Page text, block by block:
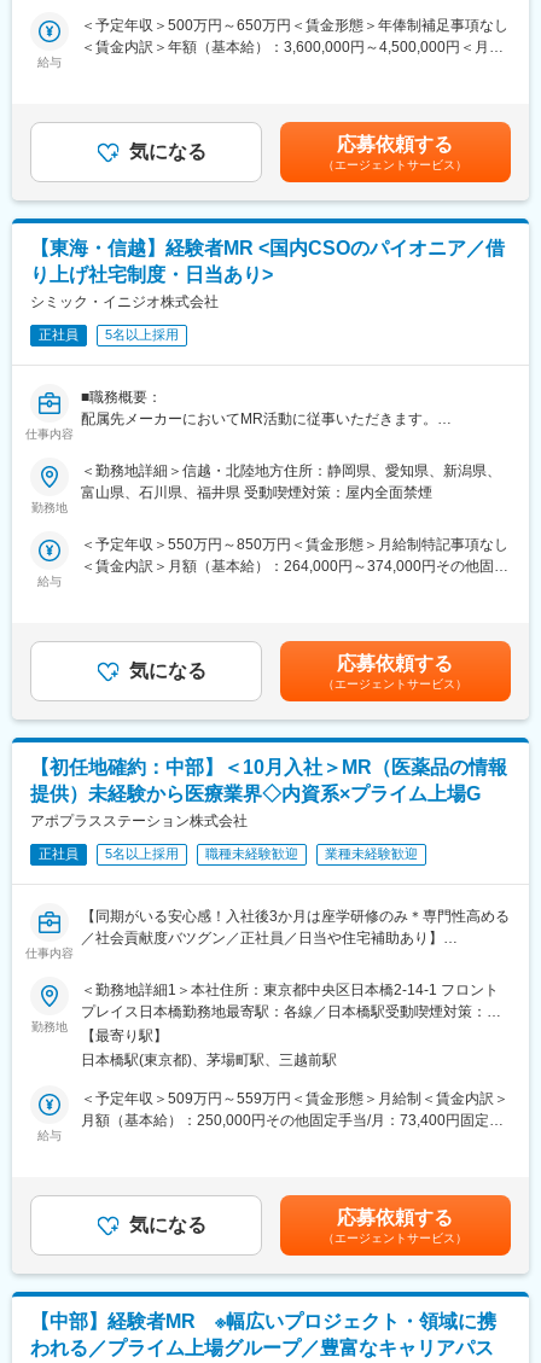
■明確な評価制度／やりがいや努力がきちんと報われる報酬制度
■豊富なキャリアプランとサポート体制
志向性やその時の環境に応じて「特定の領域で専門性を高める」
「幅広い疾患をカバーできるオールラウンダーになる」「本社部
門（マネージャー、研修部門など）へのキャリアチェンジ」など
幅広いキャリアプランがあります。
また、弊社のマネージャーのほとんどは、MRからキャリアチェン
ジしたメンバーです。担当マネージャーが定期的に面談を行い、
分からないことやキャリアに関してサポートします。
当社は製薬・医療機器メーカーの営業業務を担う
「CSO（Contract Sales Organization）」で、多くの未経験者が
医師などに提案するため、市場では需要が高まり、希少性も増し
ています。
・MRとは
主に医師や薬剤師等へ、担当製品の情報提供を行います。担当施
設の患者様に応じた情報提供や、担当製品の処方後の情報収集を
行います。
※MRだけでなく、医療機器営業職としてアサインされる可能性も
ございます。
本的なビジネスマナーから、医療営業として必要な知識まで、同
期社員と支えあいながら習得することが可能です。
ェクトは製薬・医療機器メーカーのいずれかに配属します。
配属後も知識とスキルアップのために様々な研修をご用意してい
■明確な評価制度／やりがいや努力がきちんと報われる報酬制度
自身の成果や頑張りが客観的に評価され、年収に反映されます。
る報酬制度になっています。
■豊富なキャリアプランとサポート体制
志向性やその時の環境に応じて「１つの領域で専門性を高める」
「幅広い疾患をカバーできるオールラウンダーになる」「本社部
門（マネージャー、研修部門など）へのキャリアチェンジ」など
幅広いキャリアプランがあります。
また、同社マネージャーのほとんどは、MRからキャリアをチェン
ジしているメンバーです。担当マネージャーが定期的に面談を行
給与
＜予定年収＞500万円～650万円＜賃金形態＞年俸制補足事項なし
＜賃金内訳＞年額（基本給）：3,600,000円～4,500,000円＜月額
動・四半期一時金：10万円（四半期に1回、10万円程度支給）※た
だし支給条件有。他、永続勤務報奨金（3年勤務5万円支給、5年
勤務10万円…）ございます。賃金はあくまでも目安の金額であ
り、選考を通じて上下する可能性があります。月給(月額)は固定手
当を含めた表記です。
気になる 応募依頼する
（エージェントサービス）
【東海・信越】経験者MR <国内CSOのパイオニア／借
り上げ社宅制度・日当あり>
シミック・イニジオ株式会社
正社員 5名以上採用
仕事内容
■職務概要：
配属先メーカーにおいてMR活動に従事いただきます。
■新薬プロジェクト95％超／常時60以上のプロジェクトが稼働
プロジェクトの数やバリエーションはキャリア形成に直結するた
業規模、製品領域などのバランスを考慮しながら、常時60以上の
プロジェクトが稼働しています。
■年齢も経験も多様な人財が活躍
シミック・イニジオはほぼ全員が中途採用です。それぞれ異なる
バックグラウンドを持ち、その経験を活かして活動しています。
社員の年齢分布も幅広く、20代～60代まで在籍しています。社員
の経験の多様性は、変革期にある製薬業界にあって、私たちの事
業を支える重要な要素です。
■人財育成への積極投資
シミック・イニジオにとってサービス品質の源泉となるのは人財
資を行っています。自己成長意欲を尊重し、業務直結の研修だけ
でなく、変化する時代に対応するビジネススキル習得も含め階層
行っています。
■家族も安心な手厚い福利厚生
社員がワークライフバランスをとりながらパフォーマンスを発揮
できる制度があります。社員と社員のご家族が安心し、仕事もプ
ライベートも充実して活躍できるよう、福利厚生制度を整備して
います。
■社内認定資格制度
製薬企業での開発パイプラインの変化にともない、当社において
加しています。またスペシャリティ領域については社員の関心も
高く、これに応えるべく専門性の高い人財を育成するための社内
認定資格制度を設けています。現在はオンコロジー分野で「血液
がん」と「固形がん」の2つのコースが展開されています。
勤務地
＜勤務地詳細＞信越・北陸地方住所：静岡県、愛知県、新潟県、
富山県、石川県、福井県 受動喫煙対策：屋内全面禁煙
給与
＜予定年収＞550万円～850万円＜賃金形態＞月給制特記事項なし
＜賃金内訳＞月額（基本給）：264,000円～374,000円その他固定
を全額支給 ■賞与年2回（昨年度実績4.2ヶ月）、報酬改定年1回■
全国勤務が可能な方は、初回給与時に30万円の一時金を支給賃金
はあくまでも目安の金額であり、選考を通じて上下する可能性が
あります。月給(月額)は固定手当を含めた表記です。
気になる 応募依頼する
（エージェントサービス）
【初任地確約：中部】＜10月入社＞MR（医薬品の情報
提供）未経験から医療業界◇内資系×プライム上場G
アポプラスステーション株式会社
正社員 5名以上採用 職種未経験歓迎 業種未経験歓迎
仕事内容
【同期がいる安心感！入社後3か月は座学研修のみ＊専門性高める
／社会貢献度バツグン／正社員／日当や住宅補助あり】
★本ポジションは、未経験から医療業界で活躍できます！
・医療を通じて社会に貢献したい
・仕事を通じて学びを深め自己の成長を実感したい
・専門職として知識、技能を身に付けたい
・内資系の安定企業で働きたい
という方にはおススメです！
＜2人に1人は未経験入社、75%は異業種からの転職者です＞
品に関する情報提供を行います。
医薬品は「どの成分に、どのような効果があって、誰に使うと良
いのか」などの情報が付加されて、初めて効果的に使うことがで
きます。医師への適切な医薬品情報の提供を通じて、患者さんの
勤務地
＜勤務地詳細1＞本社住所：東京都中央区日本橋2-14-1 フロント
プレイス日本橋勤務地最寄駅：各線／日本橋駅受動喫煙対策：敷
地内喫煙可能場所あり＜勤務地詳細2＞中部エリア住所：希望を考
慮し、愛知県 岐阜県 静岡県 新潟県 富山県 石川県 福井県 長野県
範囲：会社の定める事業所
【最寄り駅】
日本橋駅(東京都)、茅場町駅、三越前駅
給与
＜予定年収＞509万円～559万円＜賃金形態＞月給制＜賃金内訳＞
月額（基本給）：250,000円その他固定手当/月：73,400円固定残
どを考慮し、規定により決定します。※年収の他に別途日当（月額
3～4万円）・諸手当有昇給：年1回★頑張りに応じて年収UP★赴
任先の評価次第で大幅に年収をUPできます。（年2回業績給改
定）賃金はあくまでも目安の金額であり、選考を通じて上下する
可能性があります。月給(月額)は固定手当を含めた表記です。
気になる 応募依頼する
（エージェントサービス）
【中部】経験者MR ※幅広いプロジェクト・領域に携
われる／プライム上場グループ／豊富なキャリアパス